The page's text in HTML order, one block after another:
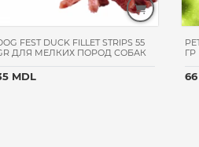
FEST DUCK FILLET STRIPS 55
ДЛЯ МЕЛКИХ ПОРОД СОБАК
MDL
ГР